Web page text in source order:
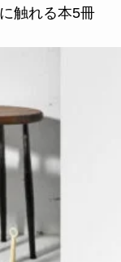
術で家具をつ
ンタ）」